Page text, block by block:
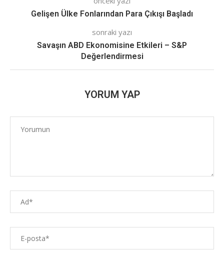
Gelişen Ülke Fonlarından Para Çıkışı Başladı
sonraki yazı
Savaşın ABD Ekonomisine Etkileri – S&P
Değerlendirmesi
YORUM YAP